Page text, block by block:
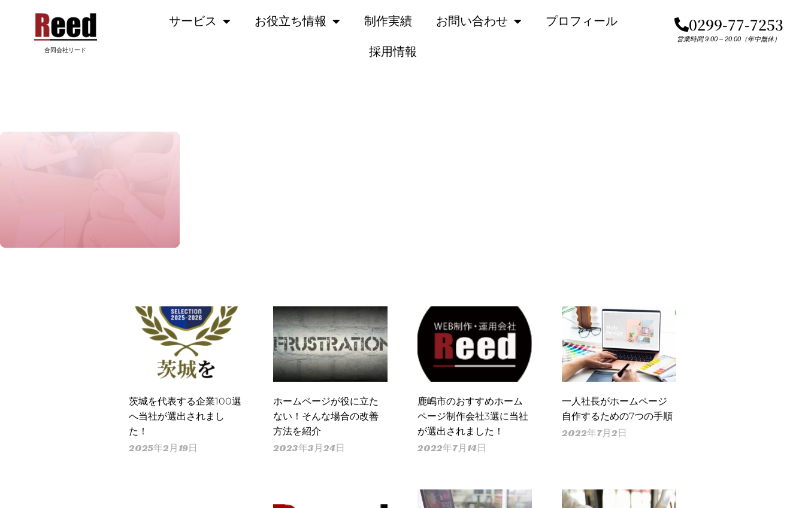
合同会社リード
サービス お役立ち情報 制作実績 お問い合わせ
プロフィール
採用情報
0299-77-7253
営業時間 9:00 – 20:00（年中無休）
茨城を代表する企業100選
へ当社が選出されまし
た！
2025年2月19日
ホームページが役に立た
ない！そんな場合の改善
方法を紹介
2023年3月24日
鹿嶋市のおすすめホーム
ページ制作会社3選に当社
が選出されました！
2022年7月14日
一人社長がホームページ
自作するための7つの手順
2022年7月2日